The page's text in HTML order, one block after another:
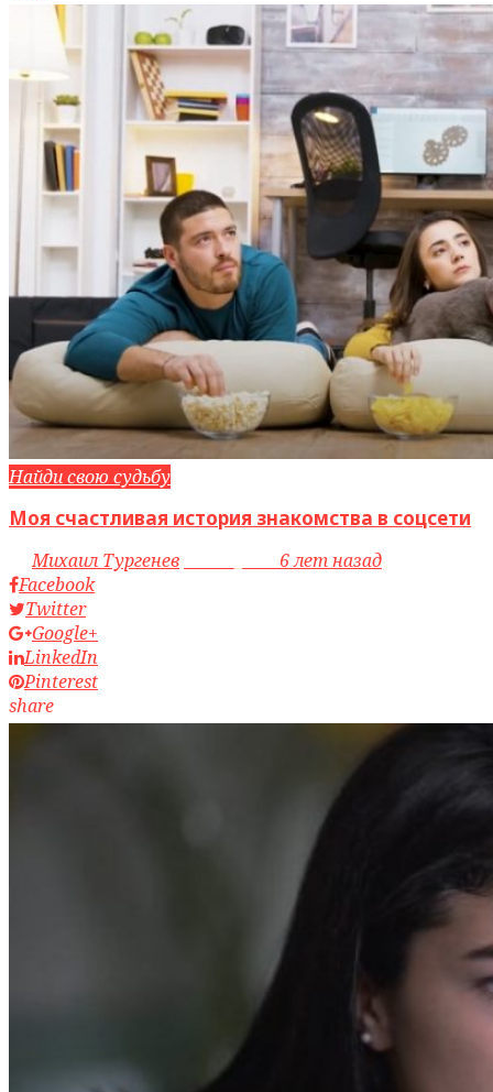
Найди свою судьбу
Моя счастливая история знакомства в соцсети
byМихаил Тургенев
6 лет назад
Facebook
Twitter
Google+
LinkedIn
Pinterest
share